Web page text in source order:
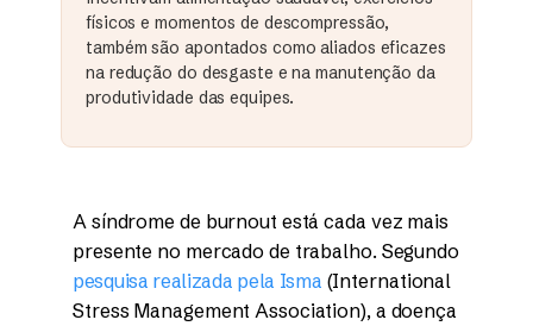
físicos e momentos de descompressão,
também são apontados como aliados eficazes
na redução do desgaste e na manutenção da
produtividade das equipes.
A síndrome de burnout está cada vez mais
presente no mercado de trabalho. Segundo
pesquisa realizada pela Isma (International
Stress Management Association), a doença